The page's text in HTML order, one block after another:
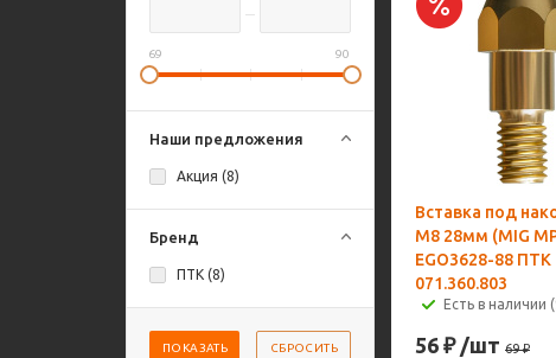
69 90
Наши предложения
Акция (8)
Бренд
ПТК (8)
ПОКАЗАТЬ СБРОСИТЬ
Вставка под
M8 28мм (MIG
EGO3628-88 ПТК
071.360.803
Есть в наличии
56 ₽ /шт 69₽